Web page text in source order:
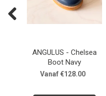
ANGULUS - Chelsea
Boot Navy
Vanaf €128.00